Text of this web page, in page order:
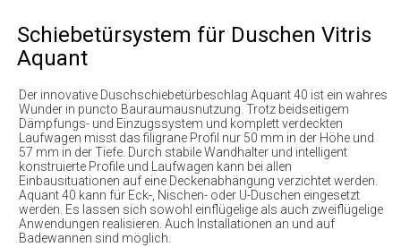
Schiebetürsystem für Duschen Vitris
Aquant
Der innovative Duschschiebetürbeschlag Aquant 40 ist ein wahres
Wunder in puncto Bauraumausnutzung. Trotz beidseitigem
Dämpfungs- und Einzugssystem und komplett verdeckten
Laufwagen misst das filigrane Profil nur 50 mm in der Höhe und
57 mm in der Tiefe. Durch stabile Wandhalter und intelligent
konstruierte Profile und Laufwagen kann bei allen
Einbausituationen auf eine Deckenabhängung verzichtet werden.
Aquant 40 kann für Eck-, Nischen- oder U-Duschen eingesetzt
werden. Es lassen sich sowohl einflügelige als auch zweiflügelige
Anwendungen realisieren. Auch Installationen an und auf
Badewannen sind möglich.